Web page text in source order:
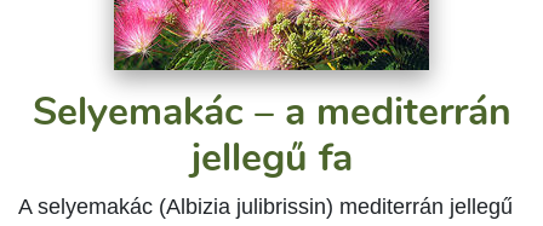
Selyemakác – a mediterrán
jellegű fa
A selyemakác (Albizia julibrissin) mediterrán jellegű